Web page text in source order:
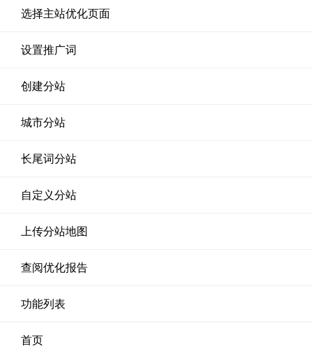
选择主站优化页面
设置推广词
创建分站
城市分站
长尾词分站
自定义分站
上传分站地图
查阅优化报告
功能列表
首页